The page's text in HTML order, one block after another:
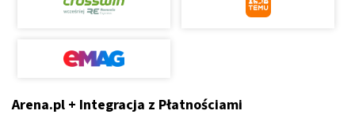
Arena.pl + Integracja z Płatnościami